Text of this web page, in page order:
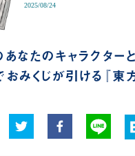
2025/08/24
なたのキャラクター
みくじが引ける『東